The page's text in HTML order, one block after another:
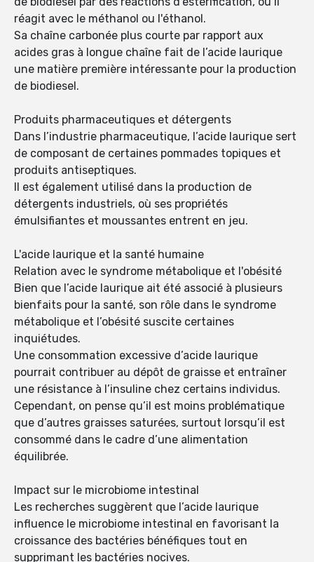
réagit avec le méthanol ou l'éthanol.
Sa chaîne carbonée plus courte par rapport aux
acides gras à longue chaîne fait de l’acide laurique
une matière première intéressante pour la production
de biodiesel.
Produits pharmaceutiques et détergents
Dans l’industrie pharmaceutique, l’acide laurique sert
de composant de certaines pommades topiques et
produits antiseptiques.
Il est également utilisé dans la production de
détergents industriels, où ses propriétés
émulsifiantes et moussantes entrent en jeu.
L'acide laurique et la santé humaine
Relation avec le syndrome métabolique et l'obésité
Bien que l’acide laurique ait été associé à plusieurs
bienfaits pour la santé, son rôle dans le syndrome
métabolique et l’obésité suscite certaines
inquiétudes.
Une consommation excessive d’acide laurique
pourrait contribuer au dépôt de graisse et entraîner
une résistance à l’insuline chez certains individus.
Cependant, on pense qu’il est moins problématique
que d’autres graisses saturées, surtout lorsqu’il est
consommé dans le cadre d’une alimentation
équilibrée.
Impact sur le microbiome intestinal
Les recherches suggèrent que l’acide laurique
influence le microbiome intestinal en favorisant la
croissance des bactéries bénéfiques tout en
supprimant les bactéries nocives.